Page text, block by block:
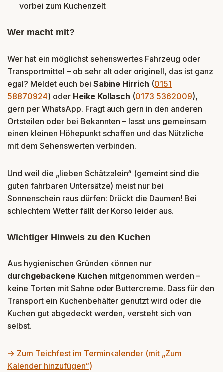
vorbei zum Kuchenzelt
Wer macht mit?
Wer hat ein möglichst sehenswertes Fahrzeug oder
Transportmittel – ob sehr alt oder originell, das ist ganz
egal? Meldet euch bei Sabine Hirrich (0151
58870924) oder Heike Kollasch (0173 5362009),
gern per WhatsApp. Fragt auch gern in den anderen
Ortsteilen oder bei Bekannten – lasst uns gemeinsam
einen kleinen Höhepunkt schaffen und das Nützliche
mit dem Sehenswerten verbinden.
Und weil die „lieben Schätzelein“ (gemeint sind die
guten fahrbaren Untersätze) meist nur bei
Sonnenschein raus dürfen: Drückt die Daumen! Bei
schlechtem Wetter fällt der Korso leider aus.
Wichtiger Hinweis zu den Kuchen
Aus hygienischen Gründen können nur
durchgebackene Kuchen mitgenommen werden –
keine Torten mit Sahne oder Buttercreme. Dass für den
Transport ein Kuchenbehälter genutzt wird oder die
Kuchen gut abgedeckt werden, versteht sich von
selbst.
→ Zum Teichfest im Terminkalender (mit „Zum
Kalender hinzufügen“)